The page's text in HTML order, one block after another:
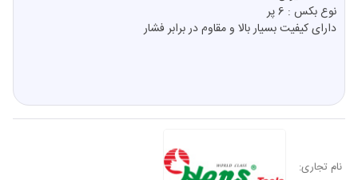
نوع بکس : 6 پر
دارای کیفیت بسیار بالا و مقاوم در برابر فشار
نام تجاری: